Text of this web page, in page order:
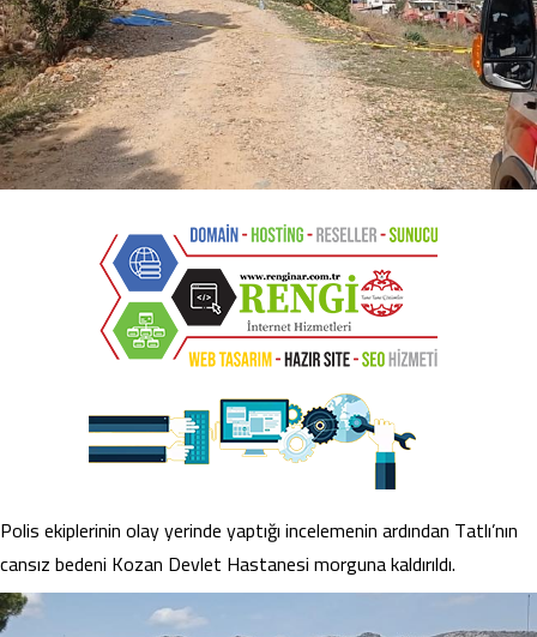
Polis ekiplerinin olay yerinde yaptığı incelemenin ardından Tatlı’nın
cansız bedeni Kozan Devlet Hastanesi morguna kaldırıldı.